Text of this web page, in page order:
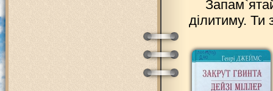
ділитиму.